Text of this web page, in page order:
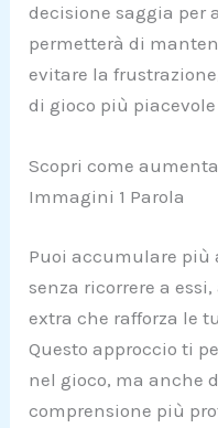
decisione saggia per
permetterà di
evitare la
di gioco più
Scopri come
Immagini 1 Parola
Puoi accumulare
senza ricorrere a
extra che rafforza le
Questo approccio ti
nel gioco, ma anche
comprensione più